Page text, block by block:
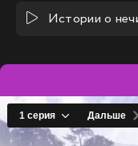
Истории о